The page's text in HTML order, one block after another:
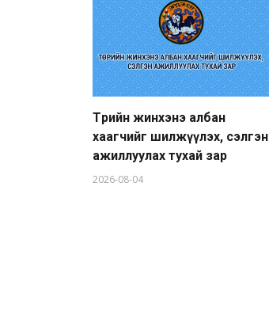
Төрийн жинхэнэ албан
хаагчийг шилжүүлэх, сэлгэн
ажиллуулах тухай зар
2026-08-04